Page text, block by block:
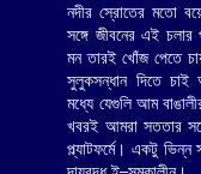
নদীর স্রোতের মতো
সঙ্গে জীবনের এই চলার
মন তারই খোঁজ পেতে
সুলুকসন্ধান দিতে চাই
মধ্যে যেগুলি আম
খবরই আমরা সততার
প্ল্যাটফর্মে। একটু